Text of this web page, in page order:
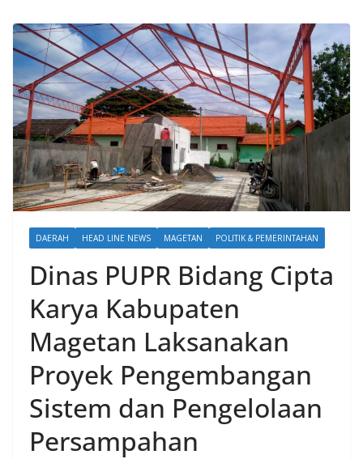
DAERAH HEAD LINE NEWS MAGETAN POLITIK & PEMERINTAHAN
Dinas PUPR Bidang Cipta
Karya Kabupaten
Magetan Laksanakan
Proyek Pengembangan
Sistem dan Pengelolaan
Persampahan